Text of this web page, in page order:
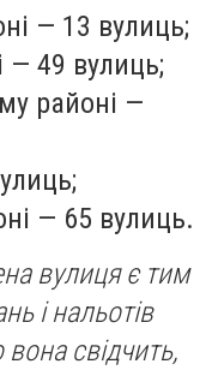
— 13 вулиць;
— 49 вулиць;
районі —
— 65 вулиць.
вулиця є тим
і нальотів
свідчить,